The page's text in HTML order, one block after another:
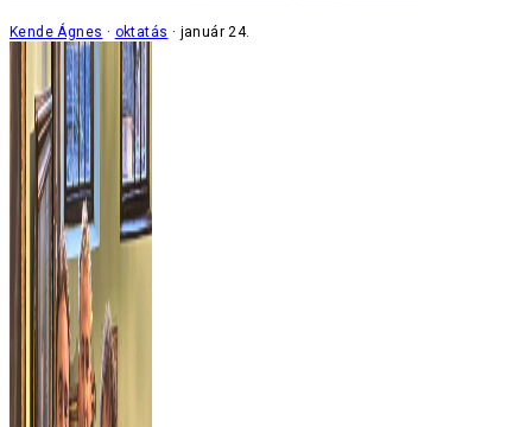
Kende Ágnes oktatás január 24.